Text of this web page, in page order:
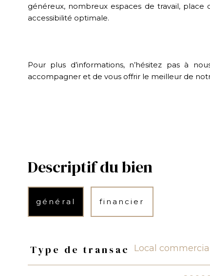
généreux, nombreux espaces de travail,
accessibilité optimale.
Pour plus d’informations, n’hésitez pas à
accompagner et de vous offrir le meilleur de
Descriptif du bien
général financier
TRAD_PAMPERO_Caracteristique
Type de transac Local commercial